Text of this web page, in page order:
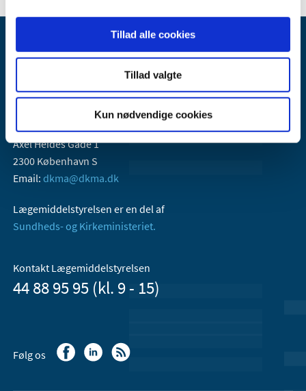
Tillad alle cookies
Tillad valgte
Kun nødvendige cookies
Lægemiddelstyrelsen
Axel Heides Gade 1
2300 København S
Email: dkma@dkma.dk
Lægemiddelstyrelsen er en del af
Sundheds- og Kirkeministeriet.
Kontakt Lægemiddelstyrelsen
44 88 95 95 (kl. 9 - 15)
Følg os